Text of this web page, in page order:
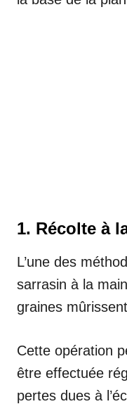
1. Récolte à
L’une des
sarrasin à la
graines
Cette opération
être effectuée
pertes dues à